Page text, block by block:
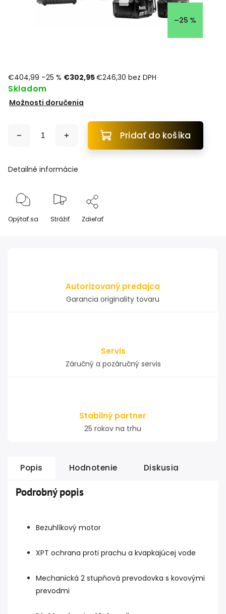
–25 %
€404,99 –25 % €302,95€246,30 bez DPH
Skladom
Možnosti doručenia
Pridať do košíka
Detailné informácie
Opýtať sa Strážiť Zdieľať
Autorizovaný predajca
Garancia originality tovaru
Servis
Záručný a pozáručný servis
Stabilný partner
25 rokov na trhu
Popis Hodnotenie Diskusia
Podrobný popis
Bezuhlíkový motor
XPT ochrana proti prachu a kvapkajúcej vode
Mechanická 2 stupňová prevodovka s kovovými
prevodmi